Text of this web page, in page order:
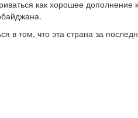
как хорошее
в том, что эта страна за